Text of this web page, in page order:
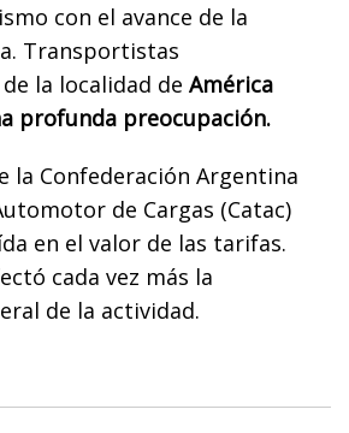
con el avance de la
Transportistas
la localidad de América
profunda preocupación.
la Confederación Argentina
de Cargas (Catac)
en el valor de las tarifas.
cada vez más la
de la actividad.